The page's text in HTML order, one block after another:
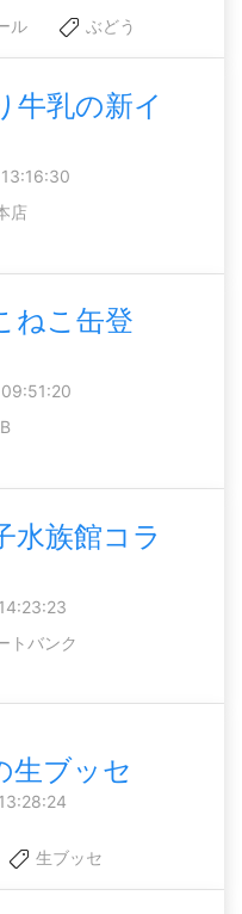
ル ぶどう
牛乳の新イ
店
ねこ缶登
水族館コラ
トバンク
生ブッセ
生ブッセ